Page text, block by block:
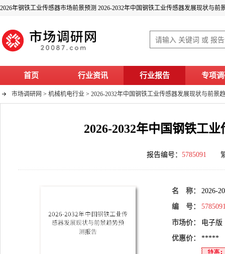
2026年钢铁工业传感器市场前景预测 2026-2032年中国钢铁工业传感器发展现状与前
首页 行业资讯 行业报告 专项
市场调研网 > 机械机电行业 > 2026-2032年中国钢铁工业传感器发展现状与前景
2026-2032年中国钢铁工
报告编号： 5785091
名 称： 2026-
编 号：
市场价： 电子版
优惠价： *****